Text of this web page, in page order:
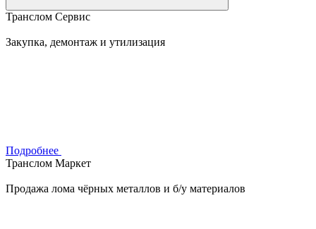
Транслом Сервис
Закупка, демонтаж и утилизация
Подробнее
Транслом Маркет
Продажа лома чёрных металлов и б/у материалов